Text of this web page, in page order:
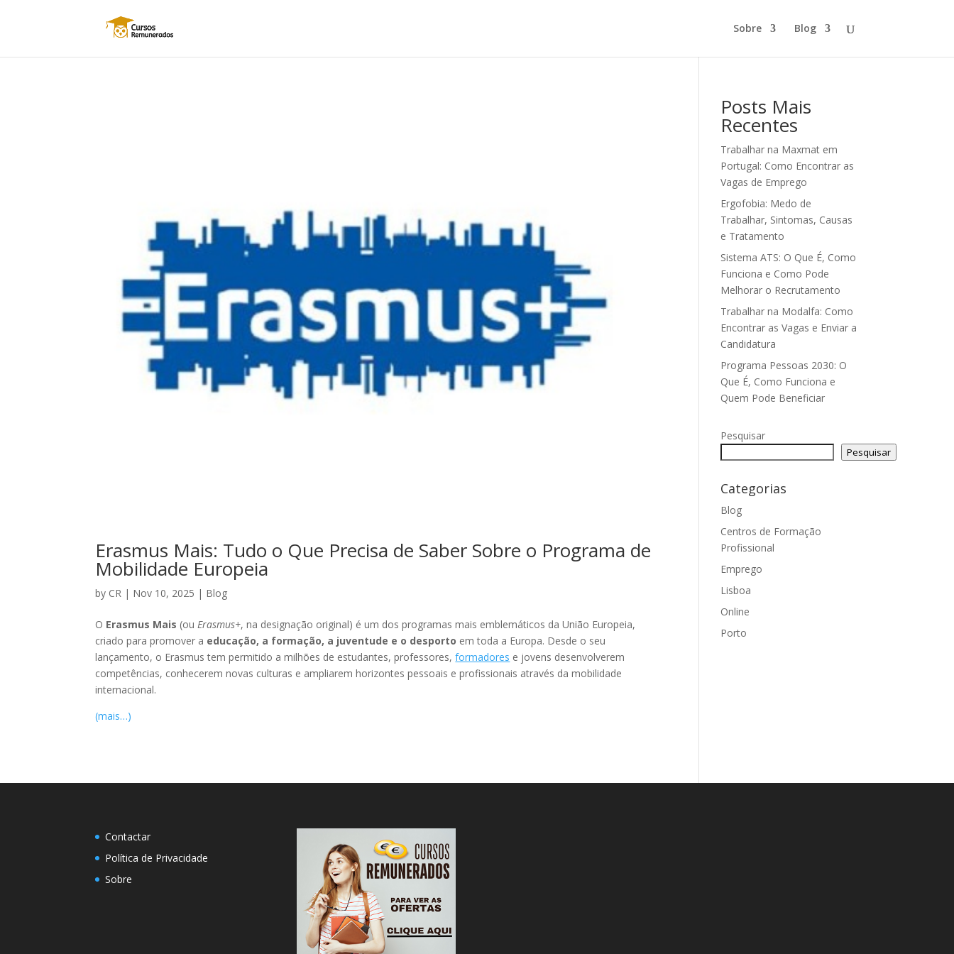
Sobre Blog
Erasmus Mais: Tudo o Que Precisa de Saber Sobre o Programa de
Mobilidade Europeia
by CR | Nov 10, 2025 | Blog
O Erasmus Mais (ou Erasmus+, na designação original) é um dos programas mais emblemáticos da União Europeia,
criado para promover a educação, a formação, a juventude e o desporto em toda a Europa. Desde o seu
lançamento, o Erasmus tem permitido a milhões de estudantes, professores,formadores e jovens desenvolverem
competências, conhecerem novas culturas e ampliarem horizontes pessoais e profissionais através da mobilidade
internacional.
(mais…)
Posts Mais
Recentes
Trabalhar na Maxmat em
Portugal: Como Encontrar as
Vagas de Emprego
Ergofobia: Medo de
Trabalhar, Sintomas, Causas
e Tratamento
Sistema ATS: O Que É, Como
Funciona e Como Pode
Melhorar o Recrutamento
Trabalhar na Modalfa: Como
Encontrar as Vagas e Enviar a
Candidatura
Programa Pessoas 2030: O
Que É, Como Funciona e
Quem Pode Beneficiar
Pesquisar
Pesquisar
Categorias
Blog
Centros de Formação
Profissional
Emprego
Lisboa
Online
Porto
Contactar
Política de Privacidade
Sobre